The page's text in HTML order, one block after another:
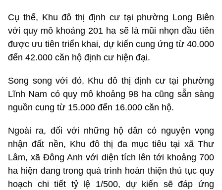
Cụ thể, Khu đô thị định cư tại phường Long Biên
với quy mô khoảng 201 ha sẽ là mũi nhọn đầu tiên
được ưu tiên triển khai, dự kiến cung ứng từ 40.000
đến 42.000 căn hộ định cư hiện đại.
Song song với đó, Khu đô thị định cư tại phường
Lĩnh Nam có quy mô khoảng 98 ha cũng sẵn sàng
nguồn cung từ 15.000 đến 16.000 căn hộ.
Ngoài ra, đối với những hộ dân có nguyện vọng
nhận đất nền, Khu đô thị đa mục tiêu tại xã Thư
Lâm, xã Đông Anh với diện tích lên tới khoảng 700
ha hiện đang trong quá trình hoàn thiện thủ tục quy
hoạch chi tiết tỷ lệ 1/500, dự kiến sẽ đáp ứng